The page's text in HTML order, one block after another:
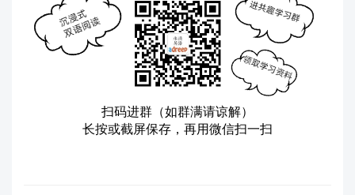
扫码进群（如群满请谅解）
长按或截屏保存，再用微信扫一扫